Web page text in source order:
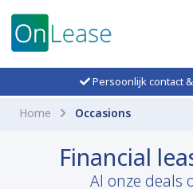
Persoonlijk contact
Home Occasions
Financial
Al onze deals